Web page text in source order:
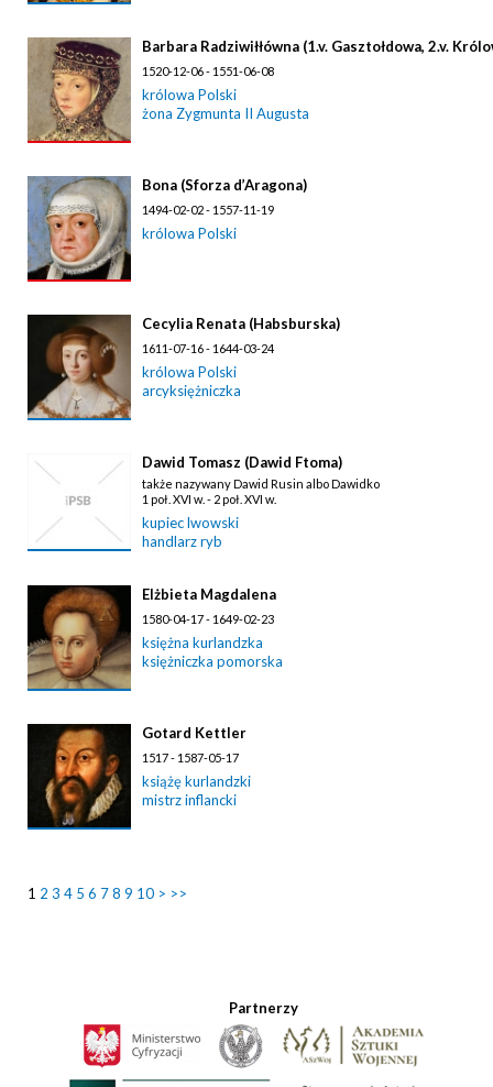
Barbara Radziwiłłówna (1.v. Gasztołdowa, 2.v.
1520-12-06 - 1551-06-08
królowa Polski
żona Zygmunta II Augusta
Bona (Sforza d’Aragona)
1494-02-02 - 1557-11-19
królowa Polski
Cecylia Renata (Habsburska)
1611-07-16 - 1644-03-24
królowa Polski
arcyksiężniczka
Dawid Tomasz (Dawid Ftoma)
także nazywany Dawid Rusin albo Dawidko
1 poł. XVI w. - 2 poł. XVI w.
kupiec lwowski
handlarz ryb
Elżbieta Magdalena
1580-04-17 - 1649-02-23
księżna kurlandzka
księżniczka pomorska
Gotard Kettler
1517 - 1587-05-17
książę kurlandzki
mistrz inflancki
1 2 3 4 5 6 78 9 10 > >>
Partnerzy